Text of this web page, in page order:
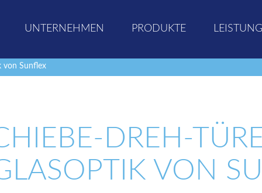
UNTERNEHMEN PRODUKTE
von Sunflex
DREH-
VON